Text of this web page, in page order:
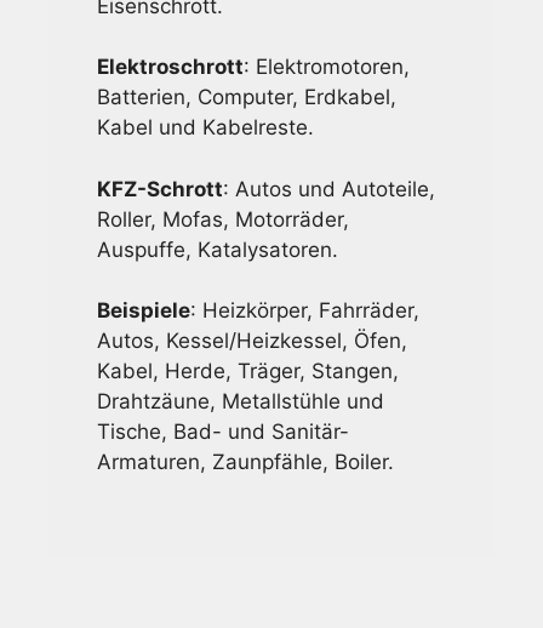
Eisenschrott.
Elektroschrott: Elektromotoren,
Batterien, Computer, Erdkabel,
Kabel und Kabelreste.
KFZ-Schrott: Autos und Autoteile,
Roller, Mofas, Motorräder,
Auspuffe, Katalysatoren.
Beispiele: Heizkörper, Fahrräder,
Autos, Kessel/Heizkessel, Öfen,
Kabel, Herde, Träger, Stangen,
Drahtzäune, Metallstühle und
Tische, Bad- und Sanitär-
Armaturen, Zaunpfähle, Boiler.